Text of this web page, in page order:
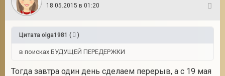
18.05.2015 в 01:20
Цитата olga1981 ( )
в поисках БУДУЩЕЙ ПЕРЕДЕРЖКИ
Тогда завтра один день сделаем перерыв, а с 19 мая